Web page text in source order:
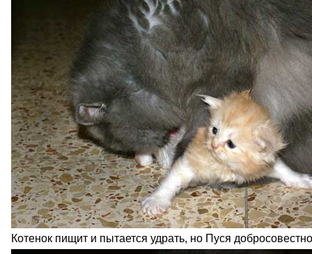
Котенок пищит и пытается удрать, но Пуся